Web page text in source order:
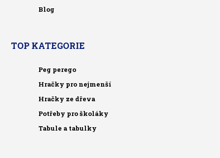
Blog
TOP KATEGORIE
Peg perego
Hračky pro nejmenší
Hračky ze dřeva
Potřeby pro školáky
Tabule a tabulky